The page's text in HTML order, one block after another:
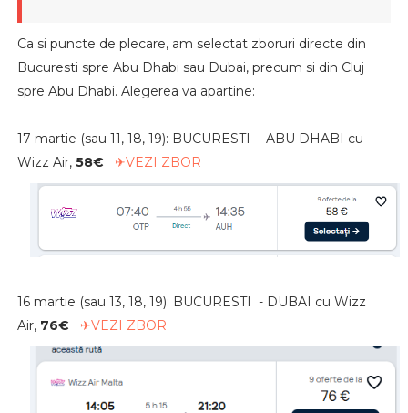
Ca si puncte de plecare, am selectat zboruri directe din
Bucuresti spre Abu Dhabi sau Dubai, precum si din Cluj
spre Abu Dhabi. Alegerea va apartine:
17 martie (sau 11, 18, 19): BUCURESTI - ABU DHABI cu
Wizz Air,58€ ✈VEZI ZBOR
16 martie (sau 13, 18, 19): BUCURESTI - DUBAI cu Wizz
Air,76€ ✈VEZI ZBOR